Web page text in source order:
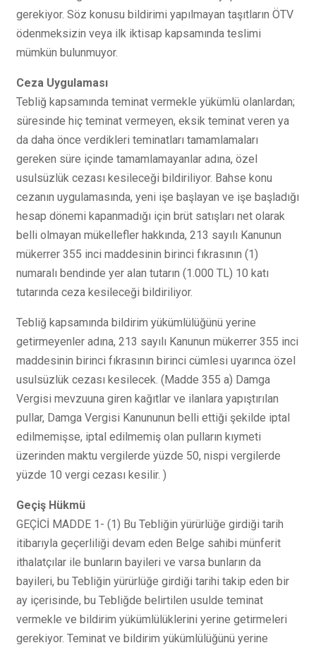
gerekiyor. Söz konusu bildirimi yapılmayan taşıtların ÖTV
ödenmeksizin veya ilk iktisap kapsamında teslimi
mümkün bulunmuyor.
Ceza Uygulaması
Tebliğ kapsamında teminat vermekle yükümlü olanlardan;
süresinde hiç teminat vermeyen, eksik teminat veren ya
da daha önce verdikleri teminatları tamamlamaları
gereken süre içinde tamamlamayanlar adına, özel
usulsüzlük cezası kesileceği bildiriliyor. Bahse konu
cezanın uygulamasında, yeni işe başlayan ve işe başladığı
hesap dönemi kapanmadığı için brüt satışları net olarak
belli olmayan mükellefler hakkında, 213 sayılı Kanunun
mükerrer 355 inci maddesinin birinci fıkrasının (1)
numaralı bendinde yer alan tutarın (1.000 TL) 10 katı
tutarında ceza kesileceği bildiriliyor.
Tebliğ kapsamında bildirim yükümlülüğünü yerine
getirmeyenler adına, 213 sayılı Kanunun mükerrer 355 inci
maddesinin birinci fıkrasının birinci cümlesi uyarınca özel
usulsüzlük cezası kesilecek. (Madde 355 a) Damga
Vergisi mevzuuna giren kağıtlar ve ilanlara yapıştırılan
pullar, Damga Vergisi Kanununun belli ettiği şekilde iptal
edilmemişse, iptal edilmemiş olan pulların kıymeti
üzerinden maktu vergilerde yüzde 50, nispi vergilerde
yüzde 10 vergi cezası kesilir. )
Geçiş Hükmü
GEÇİCİ MADDE 1- (1) Bu Tebliğin yürürlüğe girdiği tarih
itibarıyla geçerliliği devam eden Belge sahibi münferit
ithalatçılar ile bunların bayileri ve varsa bunların da
bayileri, bu Tebliğin yürürlüğe girdiği tarihi takip eden bir
ay içerisinde, bu Tebliğde belirtilen usulde teminat
vermekle ve bildirim yükümlülüklerini yerine getirmeleri
gerekiyor. Teminat ve bildirim yükümlülüğünü yerine